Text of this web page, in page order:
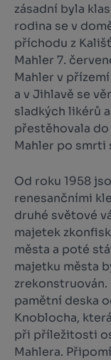
zásadní byla
rodina se v
příchodu z
Mahler 7.
Mahler v
a v Jihlavě se
sladkých likérů
přestěhovala
Mahler po smrti
Od roku 1958
renesančními
druhé světové
majetek
města a poté
majetku města
zrekonstruován.
pamětní deska
Knoblocha,
při příležitosti
Mahlera.